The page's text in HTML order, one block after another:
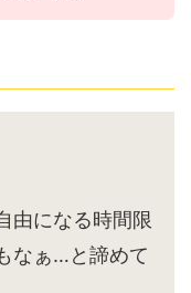
由になる時間限
なぁ…と諦めて